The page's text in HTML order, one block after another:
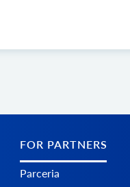
FOR PARTNERS
Parceria